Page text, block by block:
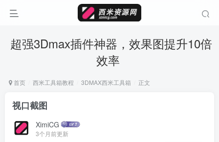
超强3Dmax插件神器，效果图提升10倍
效率
首页 西米工具箱教程 3DMAX西米工具箱 正文
视口截图
XimiCG
3个月前更新